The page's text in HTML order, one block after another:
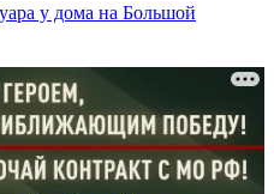
у дома на Большой